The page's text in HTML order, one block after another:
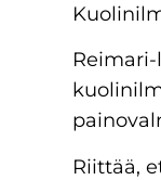
Riittää,